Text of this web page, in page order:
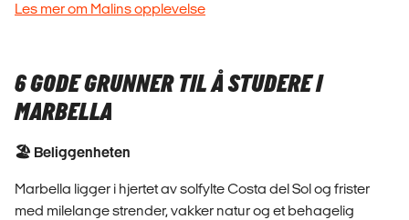
Les mer om Malins opplevelse
6 GODE GRUNNER TIL Å STUDERE I
MARBELLA
🏖️ Beliggenheten
Marbella ligger i hjertet av solfylte Costa del Sol og frister
med milelange strender, vakker natur og et behagelig